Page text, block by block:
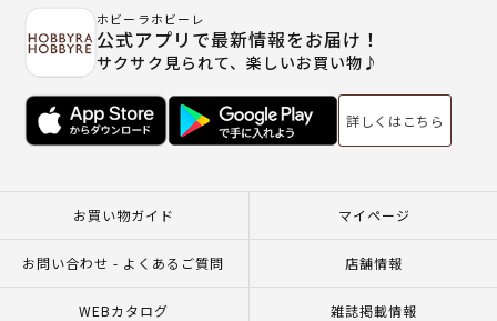
ホビーラホビーレ
公式アプリで最新情報をお届け！
サクサク見られて、楽しいお買い物♪
詳しくはこちら
お買い物ガイド マイページ
お問い合わせ - よくあるご質問 店舗情報
WEBカタログ 雑誌掲載情報